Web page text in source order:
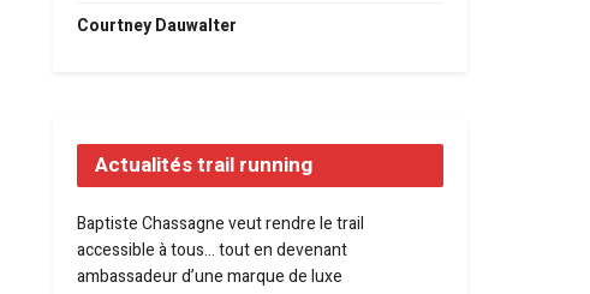
Courtney Dauwalter
Actualités trail running
Baptiste Chassagne veut rendre le trail
accessible à tous… tout en devenant
ambassadeur d’une marque de luxe